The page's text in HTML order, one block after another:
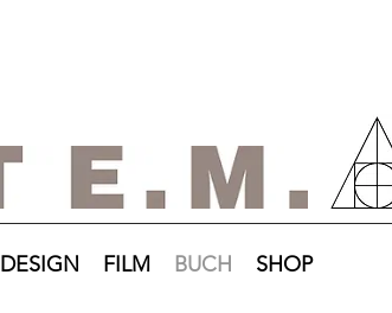
DESIGN FILM BUCH SHOP